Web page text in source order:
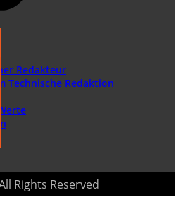
Redakteur
Technische Redaktion
Rights Reserved